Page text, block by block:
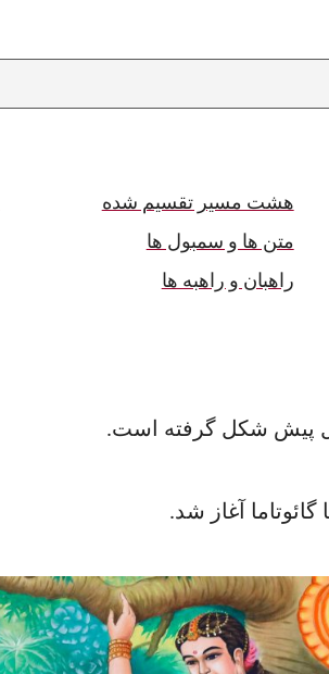
هشت مسیر تقسیم شده
متن ها و سمبول ها
راهبان و راهبه ها
آغاز شد.